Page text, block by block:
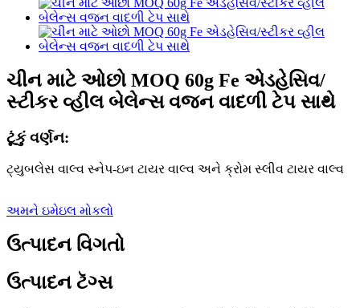
ચીન માટે ઓછો MOQ 60g Fe એડહેસિવ/
સ્ટીકર વ્હીલ બેલેન્સ વજન વાદળી ટેપ સાથે
ટૂંકું વર્ણન:
ટ્યુબલેસ વાલ્વ સ્નેપ-ઇન ટાયર વાલ્વ અને ક્રોમ સ્લીવ ટાયર વાલ્વ
અમને ઇમેઇલ મોકલો
ઉત્પાદન વિગતો
ઉત્પાદન ટૅગ્સ